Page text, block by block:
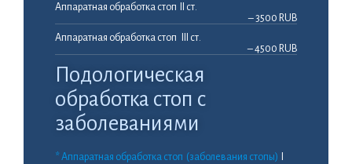
Аппаратная обработка стоп II ст.
– 3500 RUB
Аппаратная обработка стоп III ст.
– 4500 RUB
Подологическая
обработка стоп с
заболеваниями
* Аппаратная обработка стоп (заболевания стопы)